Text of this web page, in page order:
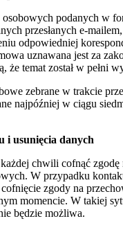
podanych w
przesłanych e-
odpowiedniej
uznawana jest za
że temat został w pełni
zebrane w trakcie
najpóźniej w ciągu
i usunięcia danych
chwili cofnąć zgodę
W przypadku
zgody na
momencie. W takiej
będzie możliwa.